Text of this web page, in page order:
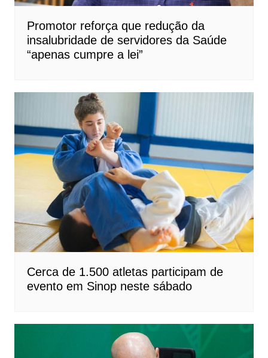
Promotor reforça que redução da
insalubridade de servidores da Saúde
“apenas cumpre a lei”
Cerca de 1.500 atletas participam de
evento em Sinop neste sábado